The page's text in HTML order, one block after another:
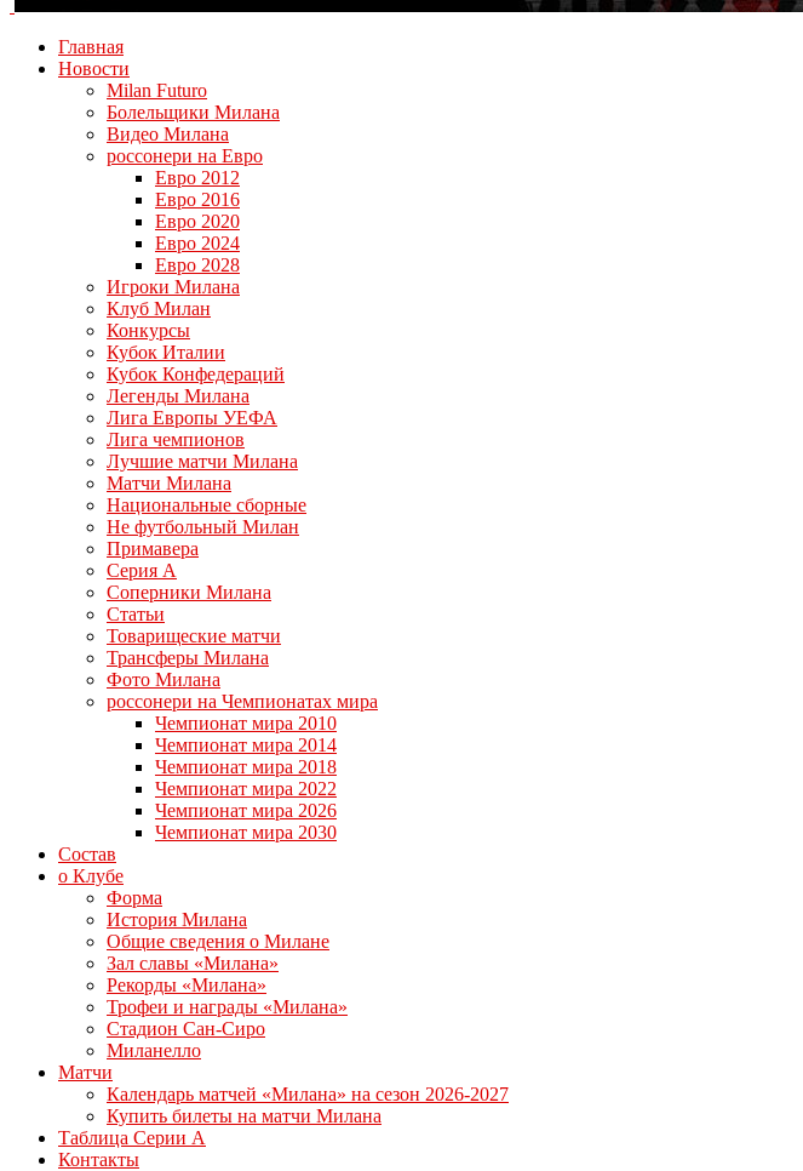
Главная
Новости
Milan Futuro
Болельщики Милана
Видео Милана
россонери на Евро
Евро 2012
Евро 2016
Евро 2020
Евро 2024
Евро 2028
Игроки Милана
Клуб Милан
Конкурсы
Кубок Италии
Кубок Конфедераций
Легенды Милана
Лига Европы УЕФА
Лига чемпионов
Лучшие матчи Милана
Матчи Милана
Национальные сборные
Не футбольный Милан
Примавера
Серия А
Соперники Милана
Статьи
Товарищеские матчи
Трансферы Милана
Фото Милана
россонери на Чемпионатах мира
Чемпионат мира 2010
Чемпионат мира 2014
Чемпионат мира 2018
Чемпионат мира 2022
Чемпионат мира 2026
Чемпионат мира 2030
Состав
о Клубе
Форма
История Милана
Общие сведения о Милане
Зал славы «Милана»
Рекорды «Милана»
Трофеи и награды «Милана»
Стадион Сан-Сиро
Миланелло
Матчи
Календарь матчей «Милана» на сезон 2026-2027
Купить билеты на матчи Милана
Таблица Серии А
Контакты